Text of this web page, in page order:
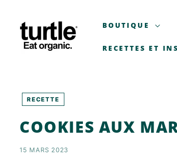
contenu
U
R
T
-
B
T
E
BOUTIQUE
RECETTES ET
RECETTE
COOKIES AUX
15 MARS 2023